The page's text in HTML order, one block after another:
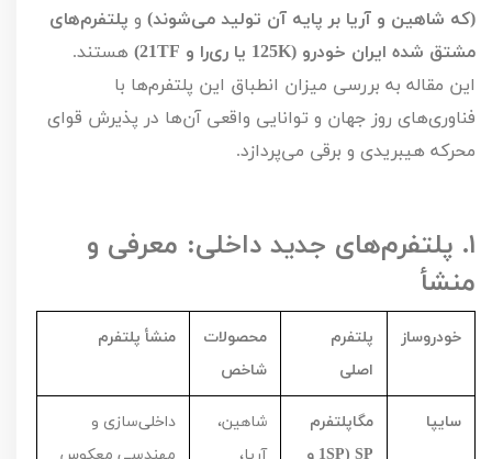
(که شاهین و آریا بر پایه آن تولید می‌شوند) و پلتفرم‌های
مشتق شده ایران خودرو (K125 یا ری‌را و TF
21) هستند.
این مقاله به بررسی میزان انطباق این پلتفرم‌ها با
فناوری‌های روز جهان و توانایی واقعی آن‌ها در پذیرش قوای
محرکه هیبریدی و برقی می‌پردازد.
۱. پلتفرم‌های جدید داخلی: معرفی و
منشأ
خودروساز
پلتفرم
اصلی
محصولات
شاخص
منشأ پلتفرم
سایپا
مگاپلتفرم
SP
(
SP1 و
شاهین،
آریا،
داخلی‌سازی و
مهندسی معکوس